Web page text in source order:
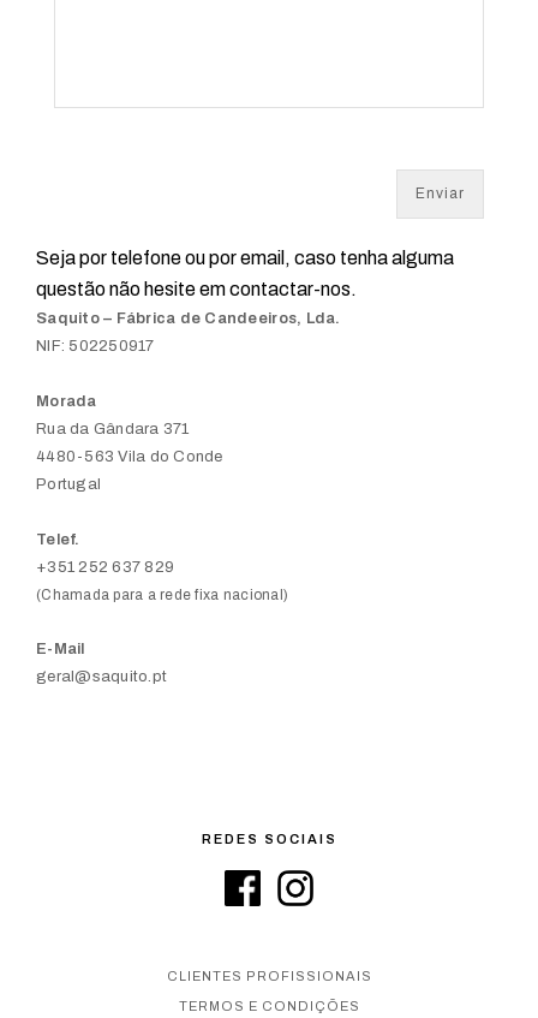
Seja por telefone ou por email, caso tenha alguma
questão não hesite em contactar-nos.
Saquito – Fábrica de Candeeiros, Lda.
NIF: 502250917
Morada
Rua da Gândara 371
4480-563 Vila do Conde
Portugal
Telef.
+351 252 637 829
(Chamada para a rede fixa nacional)
E-Mail
geral@saquito.pt
REDES SOCIAIS
CLIENTES PROFISSIONAIS
TERMOS E CONDIÇÕES